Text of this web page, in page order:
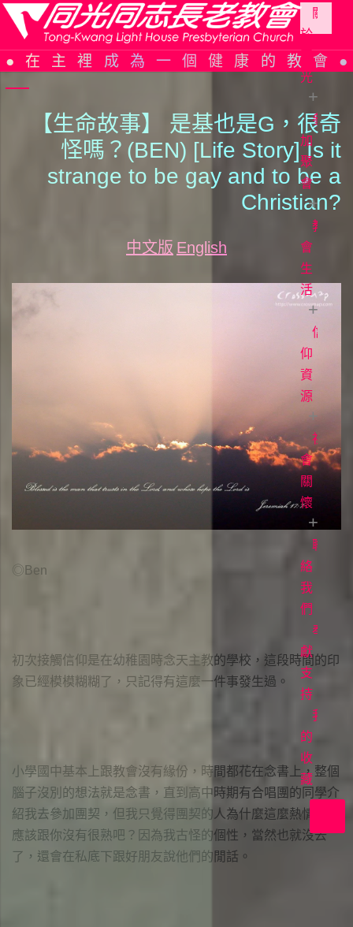
Skip
to
content
在主裡成為一個健康的教會
關
於
同
光
同
光
簡
史
組
織
架
構
仰
告
白
見
問
題
立
場
聲
明
參
加
聚
會
會
週
報
日
直
播
會
時
間
教
會
生
活
道
與
生
命
故
事
項
事
工
信
仰
資
源
日
讀
經
者
專
欄
影
《1946》
台
灣
首
映
上
帝
裡
共
社
會
關
懷
滋
關
懷
聯
絡
我
們
奉
獻
支
持
我
的
收
藏
【生命故事】 是基也是G，很奇
怪嗎？(BEN) [Life Story] Is it
strange to be gay and to be a
Christian?
中文版 English
◎Ben
初次接觸信仰是在幼稚園時念天主教的學校，這段時間的印
象已經模模糊糊了，只記得有這麼一件事發生過。
小學國中基本上跟教會沒有緣份，時間都花在念書上，整個
腦子沒別的想法就是念書，直到高中時期有合唱團的同學介
紹我去參加團契，但我只覺得團契的人為什麼這麼熱情?我
應該跟你沒有很熟吧？因為我古怪的個性，當然也就沒去
了，還會在私底下跟好朋友說他們的閒話。